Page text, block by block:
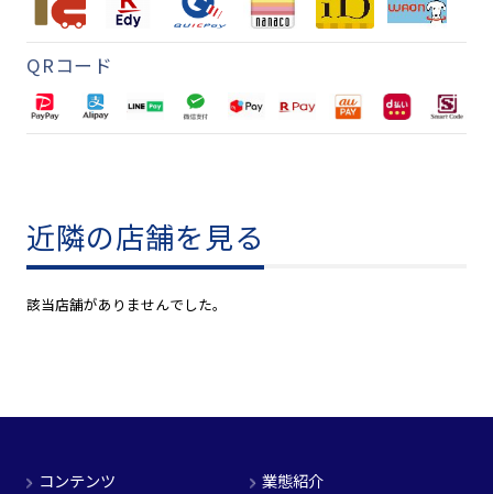
QRコード
近隣の店舗を見る
該当店舗がありませんでした。
コンテンツ 業態紹介